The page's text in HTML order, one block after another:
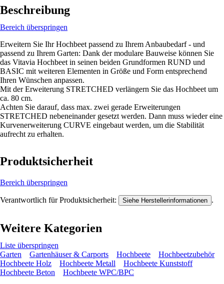
Beschreibung
Bereich überspringen
Erweitern Sie Ihr Hochbeet passend zu Ihrem Anbaubedarf - und
passend zu Ihrem Garten: Dank der modulare Bauweise können Sie
das Vitavia Hochbeet in seinen beiden Grundformen RUND und
BASIC mit weiteren Elementen in Größe und Form entsprechend
Ihren Wünschen anpassen.
Mit der Erweiterung STRETCHED verlängern Sie das Hochbeet um
ca. 80 cm.
Achten Sie darauf, dass max. zwei gerade Erweiterungen
STRETCHED nebeneinander gesetzt werden. Dann muss wieder eine
Kurvenerweiterung CURVE eingebaut werden, um die Stabilität
aufrecht zu erhalten.
Produktsicherheit
Bereich überspringen
Verantwortlich für Produktsicherheit: Siehe Herstellerinformationen .
Weitere Kategorien
Liste überspringen
Garten
Gartenhäuser & Carports Hochbeete
Hochbeetzubehör
Hochbeete Holz
Hochbeete Metall
Hochbeete Kunststoff
Hochbeete Beton
Hochbeete WPC/BPC